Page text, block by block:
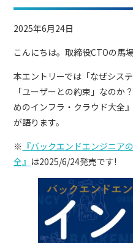
2025年6月24日
こんにちは。取締役CTOの馬場
本エントリーでは「なぜシス
「ユーザーとの約束」なのか
めのインフラ・クラウド大全
が語ります。
※ 『バックエンドエンジニア
全』 は2025/6/24発売です!